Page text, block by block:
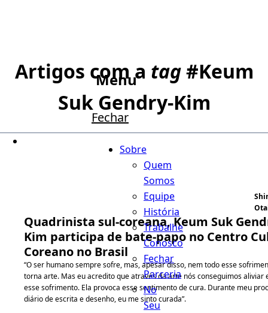
Menu
Fechar
Sobre
Quem
Somos
Equipe
História
Trabalhe
Conosco
Fechar
Parceria
No
Seu
Artigos com a tag#Keum
Suk Gendry-Kim
Quadrinista sul-coreana, Keum Suk
Kim participa de bate-papo no Centro
Coreano no Brasil
“O ser humano sempre sofre, mas, apesar disso, nem todo esse
torna arte. Mas eu acredito que através da arte nós conseguimos aliviar
esse sofrimento. Ela provoca esse sentimento de cura. Durante meu
diário de escrita e desenho, eu me sinto curada”.